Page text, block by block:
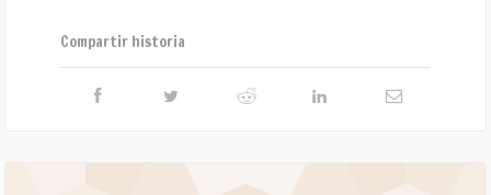
Compartir historia